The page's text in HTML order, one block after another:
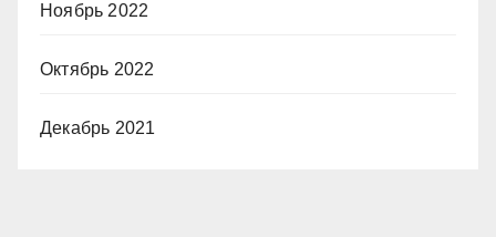
Ноябрь 2022
Октябрь 2022
Декабрь 2021